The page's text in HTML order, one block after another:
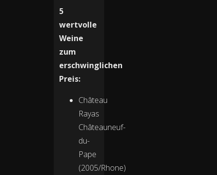
5
wertvolle
Weine
zum
erschwinglichen
Preis:
Château
Rayas
Châteauneuf-
du-
Pape
(2005/Rhone)